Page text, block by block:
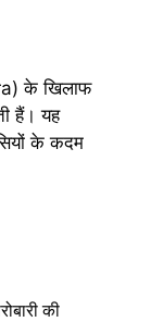
के खिलाफ
हैं। यह
के कदम
की